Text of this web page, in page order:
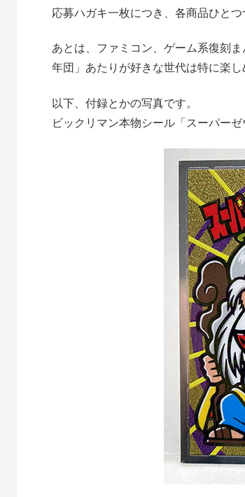
応募ハガキ一枚につき、各商品ひと
あとは、ファミコン、ゲーム系復刻
年団」あたりが好きな世代は特に楽し
以下、付録とかの写真です。
ビックリマン本物シール「スーパー